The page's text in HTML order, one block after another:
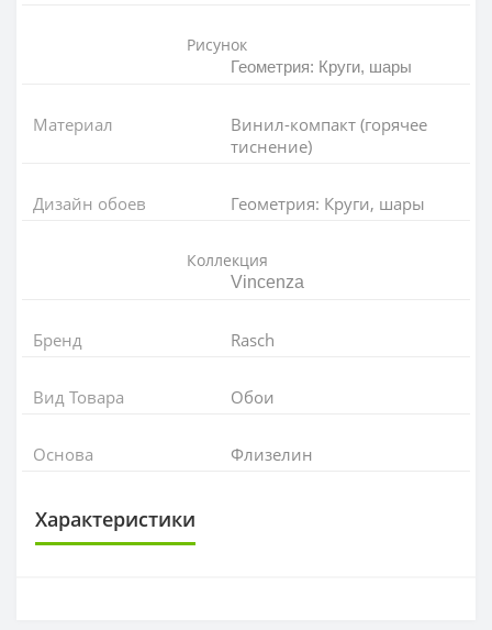
Рисунок
Геометрия: Круги, шары
Материал
Винил-компакт (горячее
тиснение)
Дизайн обоев Геометрия: Круги, шары
Коллекция
Vincenza
Бренд Rasch
Вид Товара Обои
Основа Флизелин
Характеристики